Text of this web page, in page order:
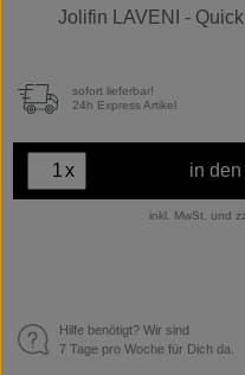
Jolifin LAVENI -
sofort lieferbar!
24h Express Artikel
x in
inkl. MwSt. und
Hilfe benötigt? Wir sind
7 Tage pro Woche für Dich da.